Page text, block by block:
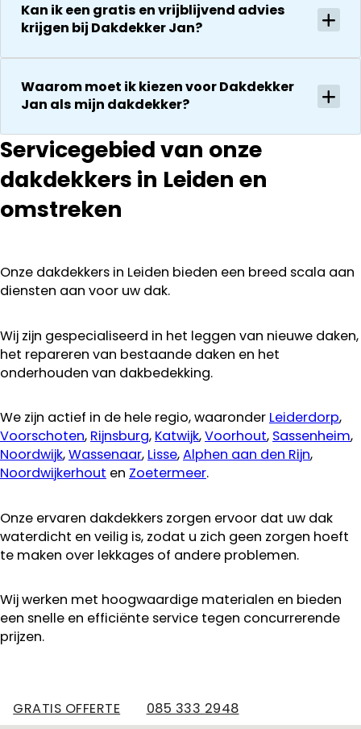
Kan ik een gratis en vrijblijvend advies
krijgen bij Dakdekker Jan?
Waarom moet ik kiezen voor Dakdekker
Jan als mijn dakdekker?
Servicegebied van onze
dakdekkers in Leiden en
omstreken
Onze dakdekkers in Leiden bieden een breed scala aan
diensten aan voor uw dak.
Wij zijn gespecialiseerd in het leggen van nieuwe daken,
het repareren van bestaande daken en het
onderhouden van dakbedekking.
We zijn actief in de hele regio, waaronder Leiderdorp,
Voorschoten, Rijnsburg, Katwijk,Voorhout, Sassenheim,
Noordwijk,Wassenaar, Lisse,Alphen aan den Rijn,
Noordwijkerhout en Zoetermeer.
Onze ervaren dakdekkers zorgen ervoor dat uw dak
waterdicht en veilig is, zodat u zich geen zorgen hoeft
te maken over lekkages of andere problemen.
Wij werken met hoogwaardige materialen en bieden
een snelle en efficiënte service tegen concurrerende
prijzen.
GRATIS OFFERTE 085 333 2948